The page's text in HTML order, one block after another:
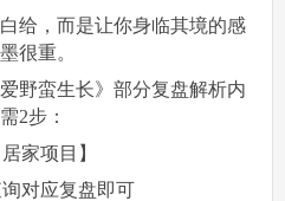
，而是让你身临其境的感
很重。
蛮生长》部分复盘解析内
2步：
家项目】
对应复盘即可